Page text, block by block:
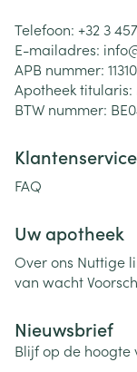
Telefoon: +32 3
E-mailadres:
APB nummer:
Apotheek titularis:
BTW nummer:
Klantenservice
FAQ
Uw apotheek
Over ons Nuttige
van wacht
Nieuwsbrief
Blijf op de hoogte